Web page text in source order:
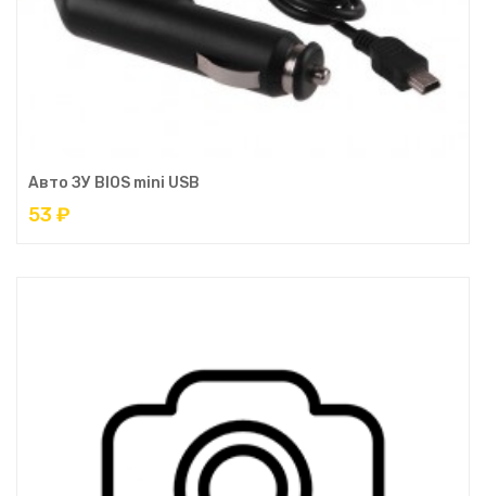
Авто ЗУ BIOS mini USB
53 ₽